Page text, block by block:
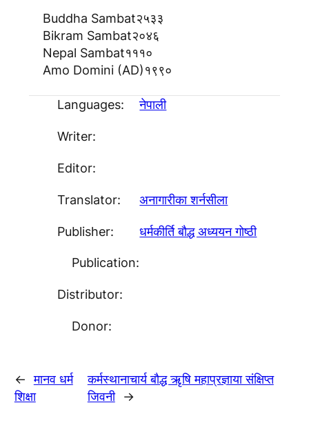
Buddha Sambat२५३३
Bikram Sambat२०४६
Nepal Sambat१११०
Amo Domini (AD)१९९०
Languages: नेपाली
Writer:
Editor:
Translator: अनागारीका शर्नसीला
Publisher: धर्मकीर्ति बाैद्ध अध्ययन गाेष्ठी
Publication:
Distributor:
Donor:
←
मानव धर्म
शिक्षा
कर्मस्थानाचार्य बाैद्ध ऋृषि महाप्रज्ञाया संक्षिप्त
जिवनी
→